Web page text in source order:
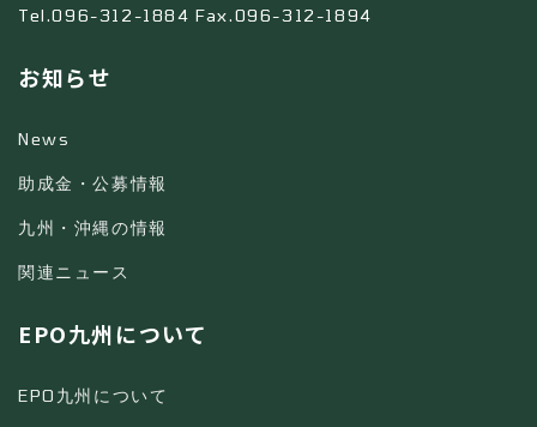
Tel.096-312-1884 Fax.096-312-1894
お知らせ
News
助成金・公募情報
九州・沖縄の情報
関連ニュース
EPO九州について
EPO九州について